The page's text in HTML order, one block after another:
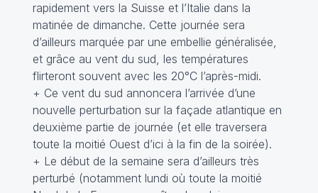
rapidement vers la Suisse et l’Italie dans la
matinée de dimanche. Cette journée sera
d’ailleurs marquée par une embellie généralisée,
et grâce au vent du sud, les températures
flirteront souvent avec les 20°C l’après-midi.
+ Ce vent du sud annoncera l’arrivée d’une
nouvelle perturbation sur la façade atlantique en
deuxième partie de journée (et elle traversera
toute la moitié Ouest d’ici à la fin de la soirée).
+ Le début de la semaine sera d’ailleurs très
perturbé (notamment lundi où toute la moitié